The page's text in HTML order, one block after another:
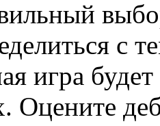
с
игра
Оцените